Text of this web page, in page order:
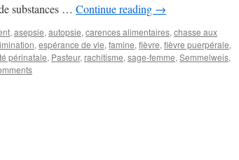
substances … Continue reading →
, asepsie, autopsie, carences alimentaires, chasse aux
, espérance de vie, famine, fièvre, fièvre puerpérale,
périnatale, Pasteur, rachitisme, sage-femme, Semmelweis,